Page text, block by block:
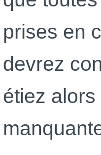
prises en
devrez
étiez